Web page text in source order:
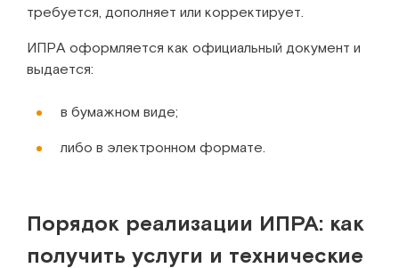
требуется, дополняет или корректирует.
ИПРА оформляется как официальный документ и
выдается:
в бумажном виде;
либо в электронном формате.
Порядок реализации ИПРА: как
получить услуги и технические